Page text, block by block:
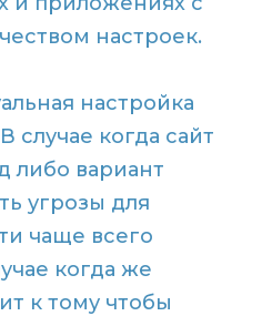
настроек.
настройка
случае когда сайт
либо вариант
угрозы для
чаще всего
когда же
к тому чтобы